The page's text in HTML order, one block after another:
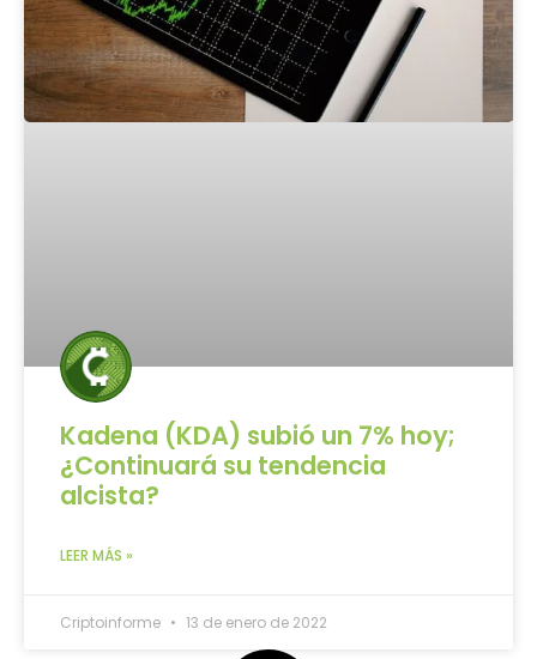
Kadena (KDA) subió un 7% hoy;
¿Continuará su tendencia
alcista?
LEER MÁS »
Criptoinforme 13 de enero de 2022